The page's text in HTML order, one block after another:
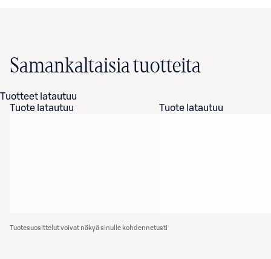
Samankaltaisia tuotteita
Tuotteet latautuu
Tuote latautuu
Tuote latautuu
Tuotesuosittelut voivat näkyä sinulle kohdennetusti